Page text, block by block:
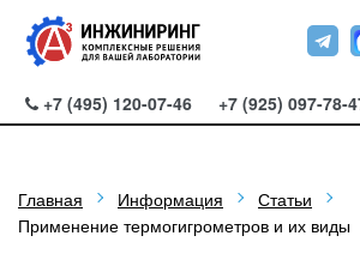
+7 (495) 120-07-46 +7 (925) 097-78-
Главная Информация
Статьи
Применение термогигрометров и их виды